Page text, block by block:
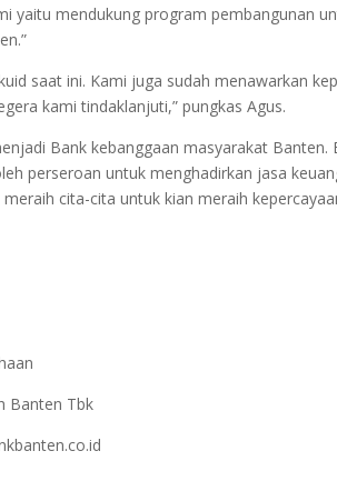
yaitu mendukung program pembangunan
saat ini. Kami juga sudah menawarkan
kami tindaklanjuti,” pungkas Agus.
Bank kebanggaan masyarakat
perseroan untuk menghadirkan jasa
cita-cita untuk kian meraih
Banten Tbk